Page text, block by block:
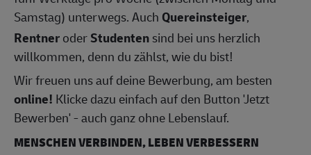
Samstag) unterwegs. Auch Quereinsteiger,
RentneroderStudentensind bei uns herzlich
willkommen, denn du zählst, wie du bist!
Wir freuen uns auf deine Bewerbung, am besten
online! Klicke dazu einfach auf den Button 'Jetzt
Bewerben' - auch ganz ohne Lebenslauf.
MENSCHEN VERBINDEN, LEBEN VERBESSERN